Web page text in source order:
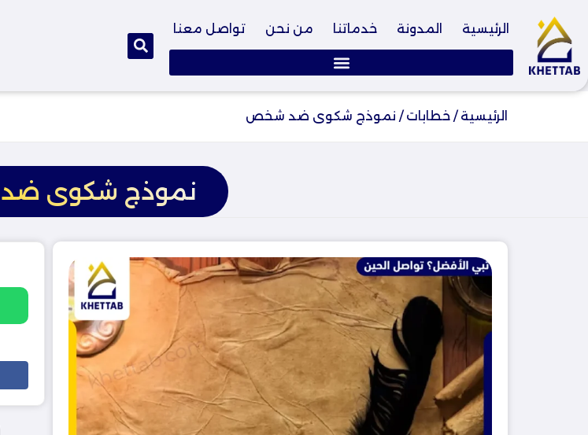
الرئيسية المدونة خدماتنا من نحن تواصل معنا
الرئيسية / خطابات / نموذج شكوى ضد شخص
نموذج شكوى